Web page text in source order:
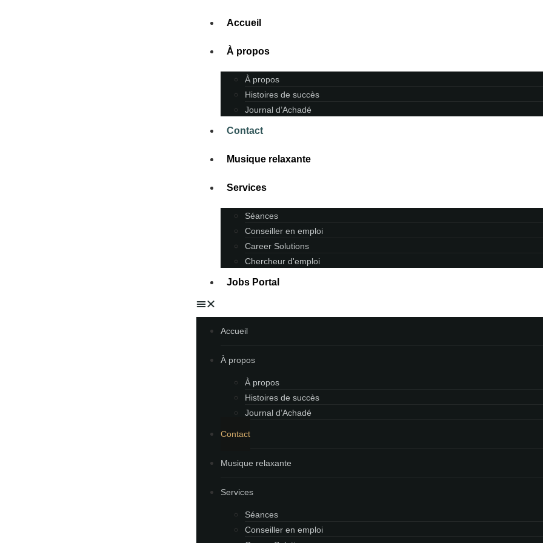
Accueil
À propos
À propos
Histoires de succès
Journal d’Achadé
Contact
Musique relaxante
Services
Séances
Conseiller en emploi
Career Solutions
Chercheur d'emploi
Jobs Portal
Accueil
À propos
À propos
Histoires de succès
Journal d’Achadé
Contact
Musique relaxante
Services
Séances
Conseiller en emploi